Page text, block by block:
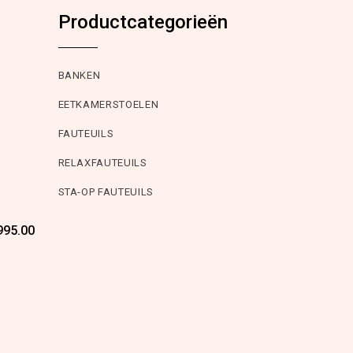
Oorspronkelijke
prijs
Huidige
prijs
Productcategorieën
BANKEN
EETKAMERSTOELEN
FAUTEUILS
RELAXFAUTEUILS
STA-OP FAUTEUILS